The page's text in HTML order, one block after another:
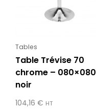
Tables
Table Trévise 70
chrome – 080×080
noir
104,16 € HT